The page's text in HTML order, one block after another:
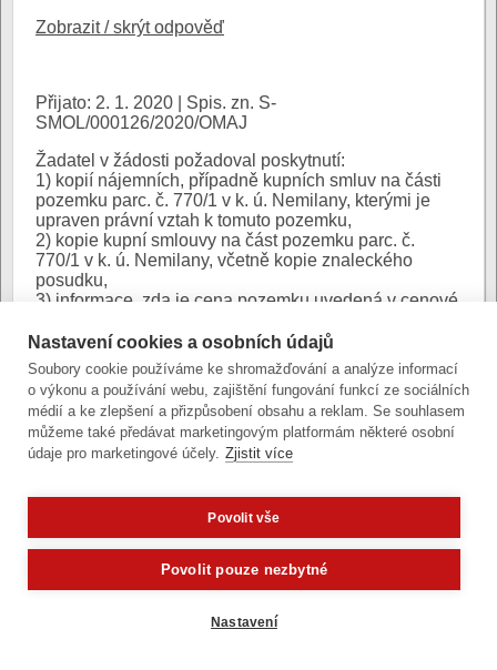
Zobrazit / skrýt odpověď
Přijato: 2. 1. 2020 | Spis. zn. S-
SMOL/000126/2020/OMAJ
Žadatel v žádosti požadoval poskytnutí:
1) kopií nájemních, případně kupních smluv na části
pozemku parc. č. 770/1 v k. ú. Nemilany, kterými je
upraven právní vztah k tomuto pozemku,
2) kopie kupní smlouvy na část pozemku parc. č.
770/1 v k. ú. Nemilany, včetně kopie znaleckého
posudku,
3) informace, zda je cena pozemku uvedená v cenové
kupující,
4) informace, zda výše nájemného za pozemek ve
stejném k. ú. se stejným p. č. je pro různé nájemce
stejná,
5) přesného rozpisu plateb za užívání pozemků parc.
č. 768/1, parc. č. 768/4, parc. č. 768/5, parc. č. 768/6 a
parc. č. 770/1 v k. ú. Nemilany.
Zobrazit / skrýt odpověď
Odbor ochrany
Nastavení cookies a osobních údajů
Soubory cookie používáme ke shromažďování a analýze informací
o výkonu a používání webu, zajištění fungování funkcí ze sociálních
médií a ke zlepšení a přizpůsobení obsahu a reklam. Se souhlasem
můžeme také předávat marketingovým platformám některé osobní
údaje pro marketingové účely. Zjistit více
Povolit vše
Povolit pouze nezbytné
Nastavení
Potřebujete poradit?Zeptejte se našeho asistenta
Oldy.